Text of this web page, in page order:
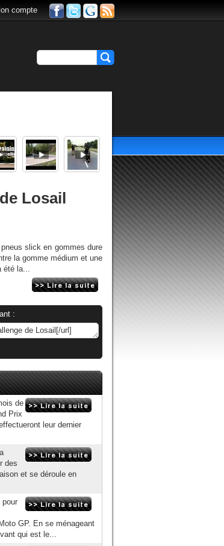
compte
Losail
slick en gommes dure
la gomme médium et une
été la...
:
de
Prix
leur dernier
des
et se déroule en
pour
GP. En se ménageant
qui est le...